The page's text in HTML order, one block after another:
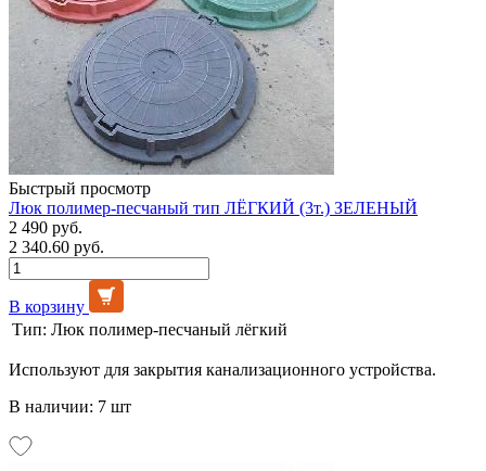
Быстрый просмотр
Люк полимер-песчаный тип ЛЁГКИЙ (3т.) ЗЕЛЕНЫЙ
2 490 руб.
2 340.60 руб.
В корзину
Тип: Люк полимер-песчаный лёгкий
Используют для закрытия канализационного устройства.
В наличии: 7 шт